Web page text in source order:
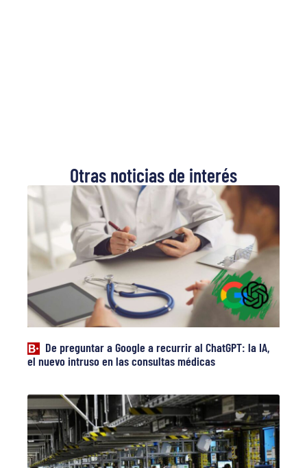
Otras noticias de interés
De preguntar a Google a recurrir al ChatGPT: la IA,
el nuevo intruso en las consultas médicas